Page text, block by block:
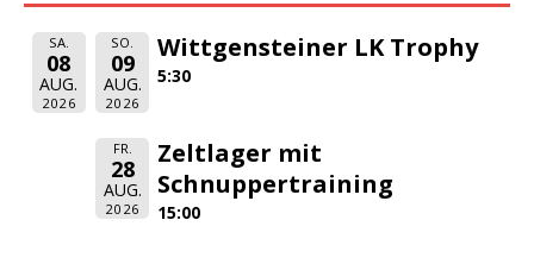
SA.
08
AUG.
2026
SO.
09
AUG.
2026
Wittgensteiner LK Trophy
5:30
FR.
28
AUG.
2026
Zeltlager mit
Schnuppertraining
15:00